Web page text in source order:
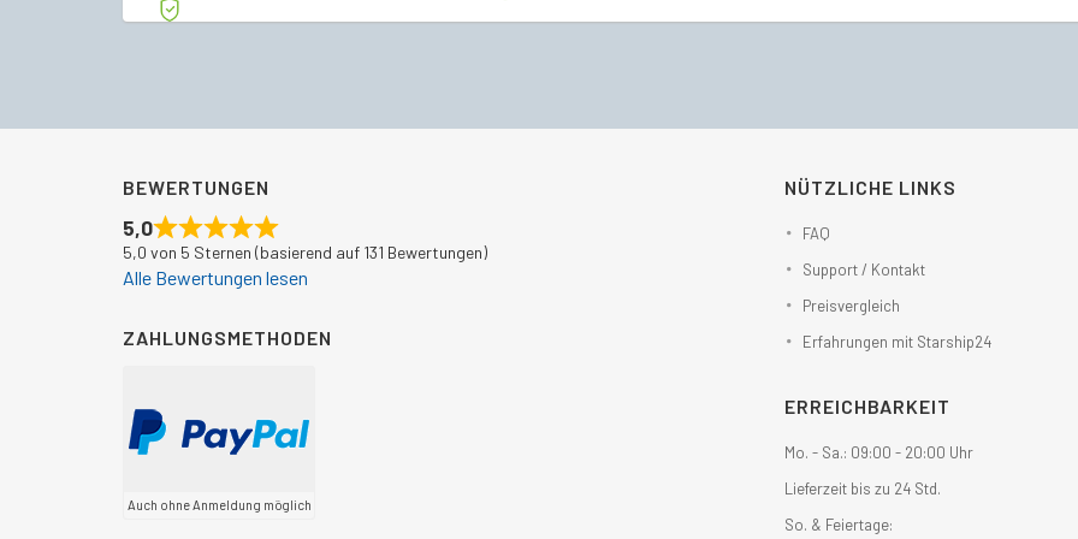
BEWERTUNGEN
5,0
5,0 von 5 Sternen (basierend auf 131 Bewertungen)
Alle Bewertungen lesen
ZAHLUNGSMETHODEN
Auch ohne Anmeldung möglich
NÜTZLICHE LINKS
FAQ
Support / Kontakt
Preisvergleich
Erfahrungen mit Starship24
ERREICHBARKEIT
Mo. - Sa.: 09:00 - 20:00 Uhr
Lieferzeit bis zu 24 Std.
So. & Feiertage: